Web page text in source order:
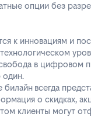
опции без
к инновациям и
технологическом
в цифровом
один.
всегда
о скидках,
клиенты могут